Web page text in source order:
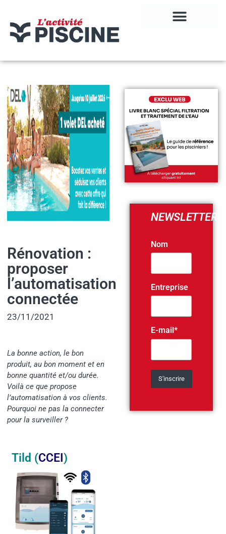
Rénovation :
proposer
l’automatisation
connectée
23/11/2021
La bonne action, le bon
produit, au bon moment et en
bonne quantité et/ou durée.
Voilà ce que propose
l’automatisation à vos clients.
Pourquoi ne pas la connecter
pour la surveiller ?
Tild (CCEI)
NEWSLETTER
Nom
Entreprise
E-mail*